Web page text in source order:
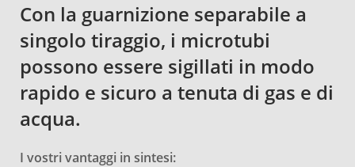
Con la guarnizione separabile a
singolo tiraggio, i microtubi
possono essere sigillati in modo
rapido e sicuro a tenuta di gas e di
acqua.
I vostri vantaggi in sintesi: